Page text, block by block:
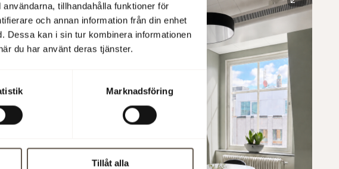
tillhandahålla funktioner för
och annan information från din enhet
Dessa kan i sin tur kombinera informationen
du har använt deras tjänster.
Marknadsföring
Tillåt alla